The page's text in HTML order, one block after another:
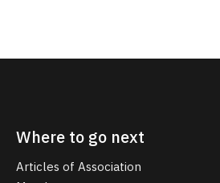
Where to go next
Articles of Association